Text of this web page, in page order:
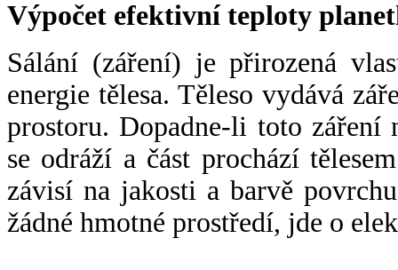
Výpočet efektivní teploty
Sálání (záření) je přirozená
energie tělesa. Těleso vydává
prostoru. Dopadne-li toto záření
se odráží a část prochází
závisí na jakosti a barvě
žádné hmotné prostředí, jde o